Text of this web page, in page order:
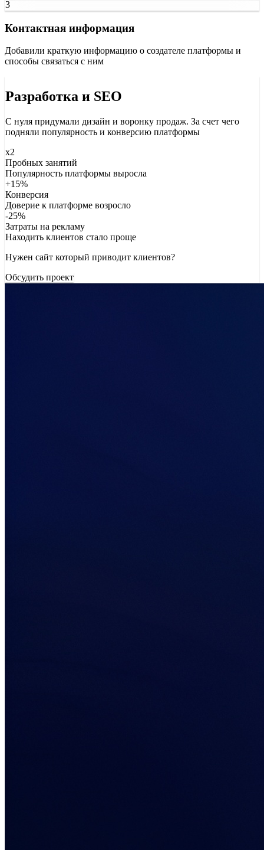
3
Контактная информация
Добавили краткую информацию о создателе платформы и
способы связаться с ним
Разработка и SEO
С нуля придумали дизайн и воронку продаж. За счет чего
подняли популярность и конверсию платформы
х2
Пробных занятий
Популярность платформы выросла
+15%
Конверсия
Доверие к платформе возросло
-25%
Затраты на рекламу
Находить клиентов стало проще
Нужен сайт который приводит клиентов?
Обсудить проект